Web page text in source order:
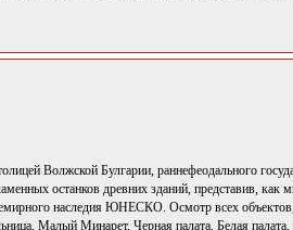
Волжской Булгарии, раннефеодального
останков древних зданий, представив, как
наследия ЮНЕСКО. Осмотр всех
Малый Минарет, Черная палата, Белая